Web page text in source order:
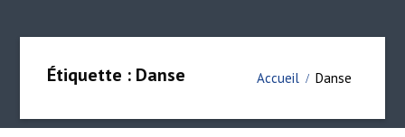
Étiquette : Danse Accueil Danse